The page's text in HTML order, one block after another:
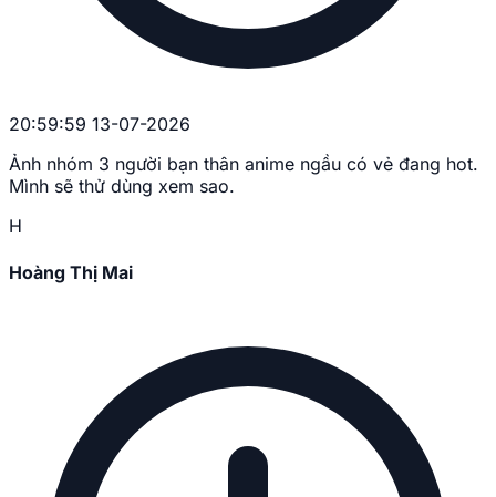
20:59:59 13-07-2026
Ảnh nhóm 3 người bạn thân anime ngầu có vẻ đang hot.
Mình sẽ thử dùng xem sao.
H
Hoàng Thị Mai